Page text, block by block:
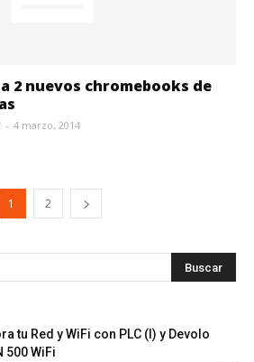
2 nuevos chromebooks de
- 4 marzo, 2014
1 2
tu Red y WiFi con PLC (I) y Devolo
500 WiFi